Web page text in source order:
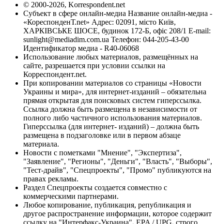
© 2000-2026, Korrespondent.net
Субъект в сфере онлайн-медиа Название онлайн-медиа -
«КореспонденТ.net» Адрес: 02091, місто Київ,
ХАРКІВСЬКЕ ШОСЕ, будинок 172-Б, офіс 208/1 E-mail:
sunlight@mediadim.com.ua Телефон: 044-205-43-00
Идентификатор медиа - R40-06068
Использование любых материалов, размещённых на
сайте, разрешается при условии ссылки на
Корреспондент.net.
При копировании материалов со страницы «Новости
Украины и мира», для интернет-изданий – обязательна
прямая открытая для поисковых систем гиперссылка.
Ссылка должна быть размещена в независимости от
полного либо частичного использования материалов.
Гиперссылка (для интернет- изданий) – должна быть
размещена в подзаголовке или в первом абзаце
материала.
Новости с пометками "Мнение", "Экспертиза",
"Заявление", "Регионы", "Деньги", "Власть", "Выборы",
"Тест-драйв", "Спецпроекты", "Промо" публикуются на
правах рекламы.
Раздел Спецпроекты создается совместно с
коммерческими партнерами.
Любое копирование, публикация, републикация и
другое распространение информации, которое содержит